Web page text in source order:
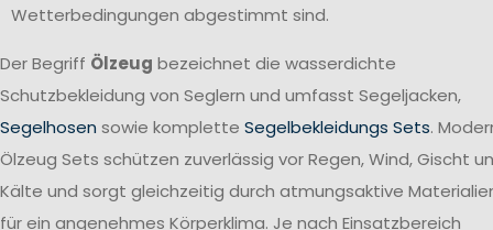
Wetterbedingungen abgestimmt sind.
Der Begriff Ölzeug bezeichnet die wasserdichte
Schutzbekleidung von Seglern und umfasst Segeljacken,
Segelhosen sowie komplette Segelbekleidungs Sets.
Ölzeug Sets schützen zuverlässig vor Regen, Wind, Gischt
Kälte und sorgt gleichzeitig durch atmungsaktive
für ein angenehmes Körperklima. Je nach Einsatzbereich